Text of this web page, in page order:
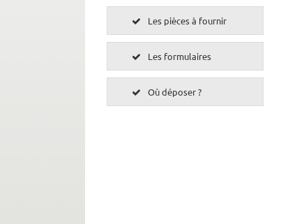
Les pièces à fournir
Les formulaires
Où déposer ?